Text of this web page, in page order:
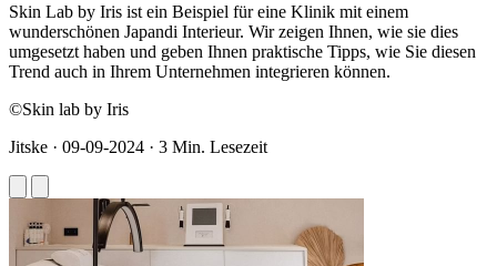
Skin Lab by Iris ist ein Beispiel für eine Klinik mit einem
wunderschönen Japandi Interieur. Wir zeigen Ihnen, wie sie dies
umgesetzt haben und geben Ihnen praktische Tipps, wie Sie diesen
Trend auch in Ihrem Unternehmen integrieren können.
©Skin lab by Iris
Jitske · 09-09-2024 · 3 Min. Lesezeit